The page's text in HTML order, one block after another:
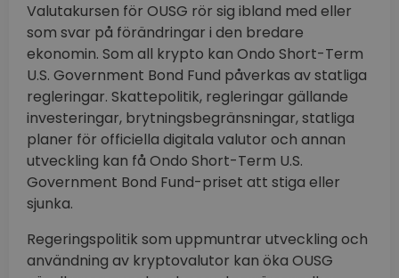
Valutakursen för OUSG rör sig ibland med eller
som svar på förändringar i den bredare
ekonomin. Som all krypto kan Ondo Short-Term
U.S. Government Bond Fund påverkas av statliga
regleringar. Skattepolitik, regleringar gällande
investeringar, brytningsbegränsningar, statliga
planer för officiella digitala valutor och annan
utveckling kan få Ondo Short-Term U.S.
Government Bond Fund-priset att stiga eller
sjunka.
Regeringspolitik som uppmuntrar utveckling och
användning av kryptovalutor kan öka OUSG